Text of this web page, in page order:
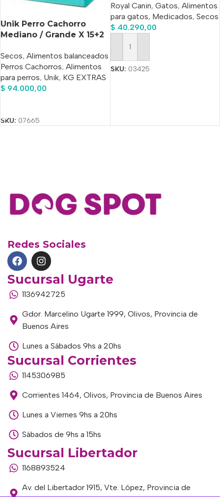
Unik Perro Cachorro
Mediano / Grande X 15+2
Comprimido Antipulgas
De Regalo!!
Secos, Alimentos balanceados
Perros Cachorros, Alimentos
para perros, Unik, KG EXTRAS
$ 94.000,00
SKU: 07665
Moderate x 2 kg
Royal Canin, Gatos, Alimentos
para gatos, Medicados, Secos
$ 40.290,00
Añadir Al Carrito
SKU: 03425
Redes Sociales
Sucursal Ugarte
1136942725
Gdor. Marcelino Ugarte 1999, Olivos, Provincia de
Buenos Aires
Lunes a Sábados 9hs a 20hs
Sucursal Corrientes
1145306985
Corrientes 1464, Olivos, Provincia de Buenos Aires
Lunes a Viernes 9hs a 20hs
Sábados de 9hs a 15hs
Sucursal Libertador
1168893524
Av. del Libertador 1915, Vte. López, Provincia de